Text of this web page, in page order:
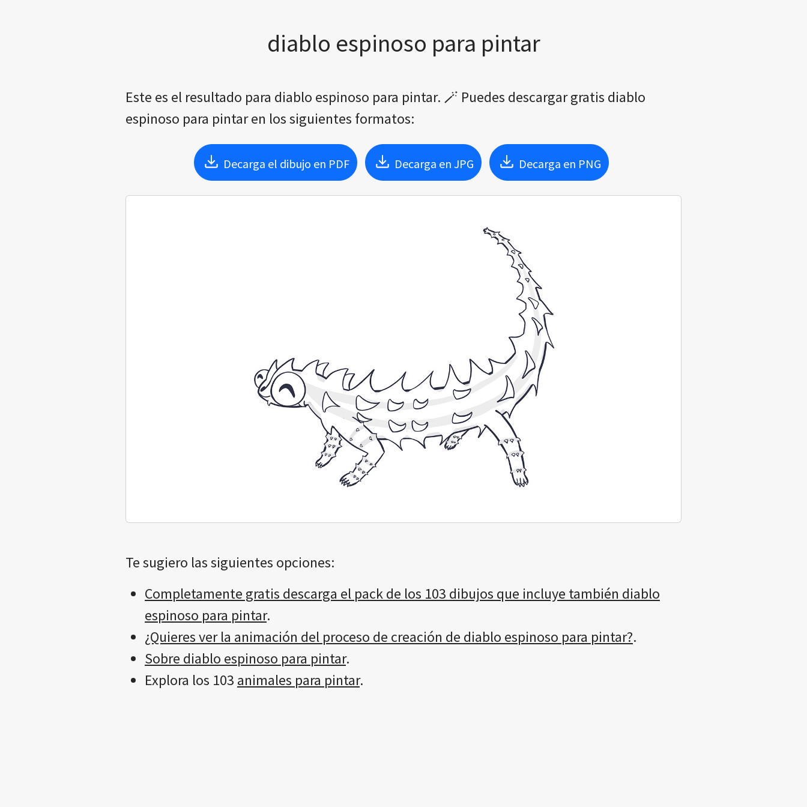
diablo espinoso para pintar
Este es el resultado para diablo espinoso para pintar. 🪄 Puedes descargar gratis diablo
espinoso para pintar en los siguientes formatos:
Decarga el dibujo en PDF Decarga en JPG Decarga en PNG
Te sugiero las siguientes opciones:
Completamente gratis descarga el pack de los 103 dibujos que incluye también diablo
espinoso para pintar.
¿Quieres ver la animación del proceso de creación de diablo espinoso para pintar?.
Sobre diablo espinoso para pintar.
Explora los 103 animales para pintar.